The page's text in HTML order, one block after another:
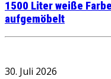
1500 Liter weiße
aufgemöbelt
30. Juli 2026